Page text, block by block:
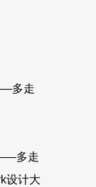
多走
多走
设计大